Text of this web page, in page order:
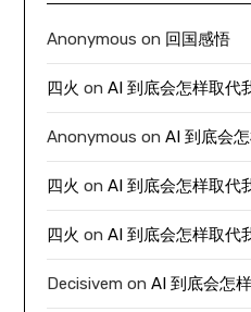
Anonymous on 回国感悟
四火 onAI 到底会怎样取代
Anonymous onAI 到底会
四火 onAI 到底会怎样取代
四火 onAI 到底会怎样取代
Decisivem onAI 到底会怎